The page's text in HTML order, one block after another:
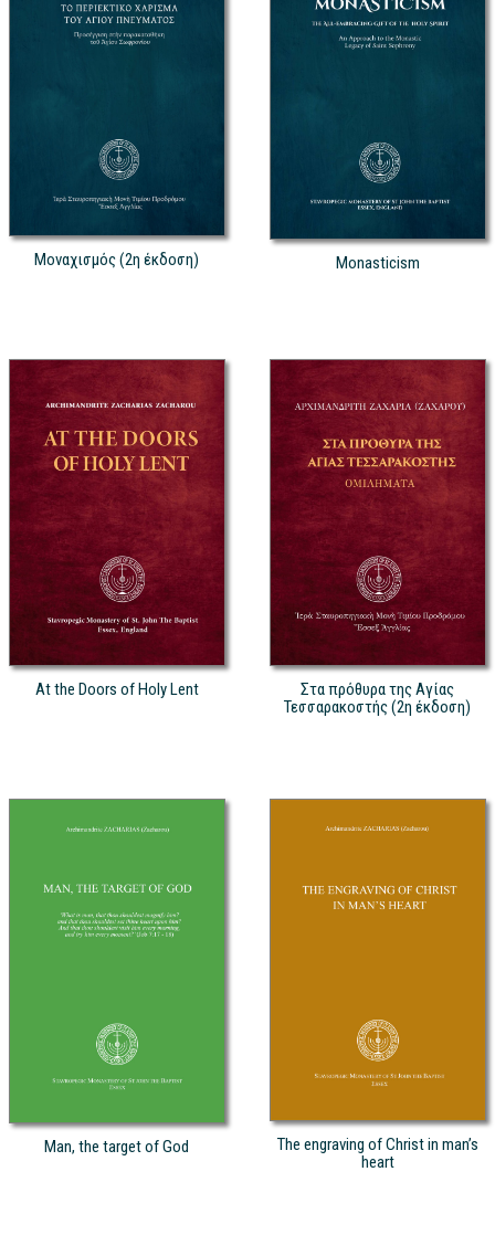
Μοναχισμός (2η έκδοση) Monasticism
At the Doors of Holy Lent
Στα πρόθυρα της Αγίας
Τεσσαρακοστής (2η έκδοση)
Man, the target of God
The engraving of Christ in man’s
heart